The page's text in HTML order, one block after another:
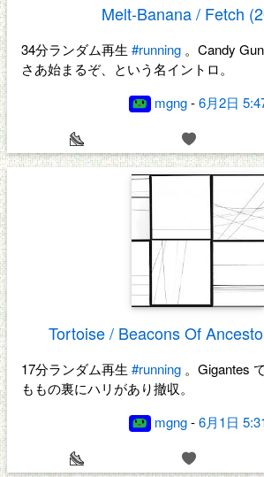
Melt-Banana / Fetch
34分ランダム再生 #running 。Candy
さあ始まるぞ、という名イントロ。
mgng-6月2日
Tortoise / Beacons Of
17分ランダム再生 #running 。Gigantes
ももの裏にハリがあり撤収。
mgng-6月1日